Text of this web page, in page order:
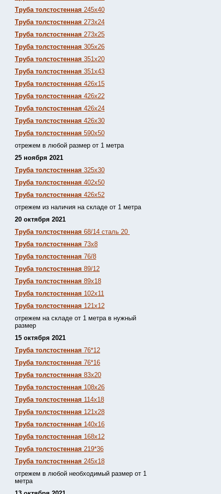
Труба толстостенная 245х40
Труба толстостенная 273х24
Труба толстостенная 273х25
Труба толстостенная 305х26
Труба толстостенная 351х20
Труба толстостенная 351х43
Труба толстостенная 426х15
Труба толстостенная 426х22
Труба толстостенная 426х24
Труба толстостенная 426х30
Труба толстостенная 590х50
отрежем в любой размер от 1 метра
25 ноября 2021
Труба толстостенная 325х30
Труба толстостенная 402х50
Труба толстостенная 426х52
отрежем из наличия на складе от 1 метра
20 октября 2021
Труба толстостенная 68/14 сталь 20
Труба толстостенная 73х8
Труба толстостенная 76/8
Труба толстостенная 89/12
Труба толстостенная 89х18
Труба толстостенная 102х11
Труба толстостенная 121х12
отрежем на складе от 1 метра в нужный
размер
15 октября 2021
Труба толстостенная 76*12
Труба толстостенная 76*16
Труба толстостенная 83х20
Труба толстостенная 108х26
Труба толстостенная 114х18
Труба толстостенная 121х28
Труба толстостенная 140х16
Труба толстостенная 168х12
Труба толстостенная 219*36
Труба толстостенная 245х18
отрежем в любой необходимый размер от 1
метра